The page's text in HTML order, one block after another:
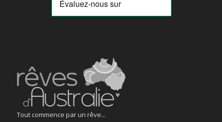
Tout commence par un rêve...